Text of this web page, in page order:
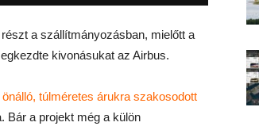
a szállítmányozásban, mielőtt a
kivonásukat az Airbus.
túlméretes árukra szakosodott
Bár a projekt még a külön